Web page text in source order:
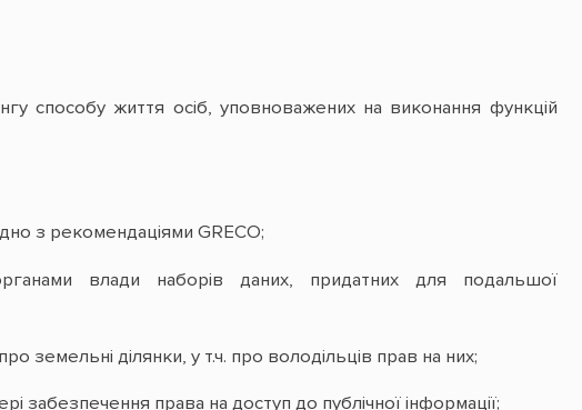
способу життя осіб, уповноважених на виконання функцій
з рекомендаціями GRECO;
влади наборів даних, придатних для подальшої
земельні ділянки, у т.ч. про володільців прав на них;
права на доступ до публічної інформації;